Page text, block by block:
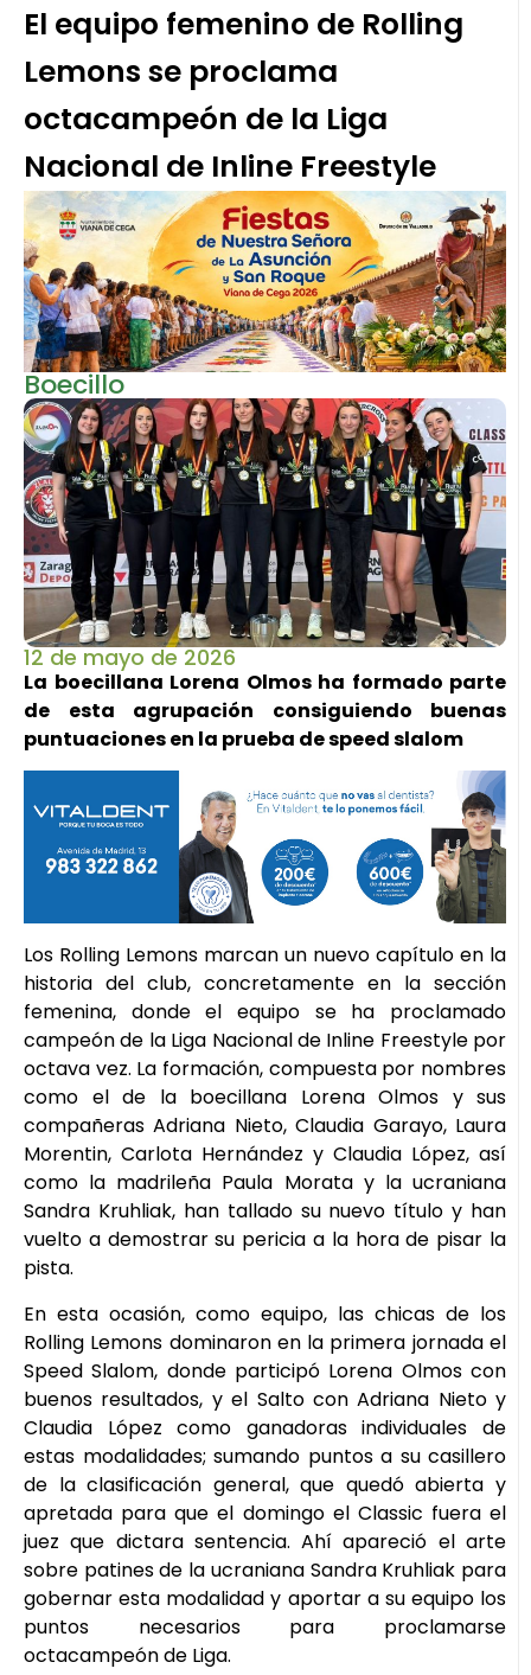
El equipo femenino de Rolling
Lemons se proclama
octacampeón de la Liga
Nacional de Inline Freestyle
Boecillo
12 de mayo de 2026
La boecillana Lorena Olmos ha formado parte
de esta agrupación consiguiendo buenas
puntuaciones en la prueba de speed slalom
Los Rolling Lemons marcan un nuevo capítulo en la
historia del club, concretamente en la sección
femenina, donde el equipo se ha proclamado
campeón de la Liga Nacional de Inline Freestyle por
octava vez. La formación, compuesta por nombres
como el de la boecillana Lorena Olmos y sus
compañeras Adriana Nieto, Claudia Garayo, Laura
Morentin, Carlota Hernández y Claudia López, así
como la madrileña Paula Morata y la ucraniana
Sandra Kruhliak, han tallado su nuevo título y han
vuelto a demostrar su pericia a la hora de pisar la
pista.
En esta ocasión, como equipo, las chicas de los
Rolling Lemons dominaron en la primera jornada el
Speed Slalom, donde participó Lorena Olmos con
buenos resultados, y el Salto con Adriana Nieto y
Claudia López como ganadoras individuales de
estas modalidades; sumando puntos a su casillero
de la clasificación general, que quedó abierta y
apretada para que el domingo el Classic fuera el
juez que dictara sentencia. Ahí apareció el arte
sobre patines de la ucraniana Sandra Kruhliak para
gobernar esta modalidad y aportar a su equipo los
puntos necesarios para proclamarse
octacampeón de Liga.